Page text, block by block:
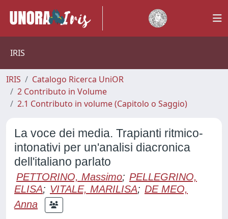
IRIS
IRIS
Catalogo Ricerca UniOR
2 Contributo in Volume
2.1 Contributo in volume (Capitolo o Saggio)
La voce dei media. Trapianti ritmico-
intonativi per un'analisi diacronica
dell'italiano parlato
PETTORINO, Massimo; PELLEGRINO,
ELISA; VITALE, MARILISA; DE MEO,
Anna